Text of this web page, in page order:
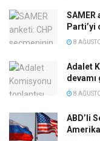
SAMER
8
Adalet
8
ABD’li